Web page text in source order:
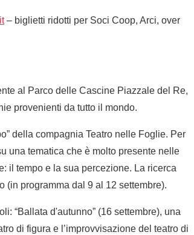
– biglietti ridotti per Soci Coop, Arci, over
al Parco delle Cascine Piazzale del Re,
provenienti da tutto il mondo.
della compagnia Teatro nelle Foglie. Per
una tematica che è molto presente nelle
il tempo e la sua percezione. La ricerca
(in programma dal 9 al 12 settembre).
“Ballata d'autunno” (16 settembre), una
di figura e l’improvvisazione del teatro di